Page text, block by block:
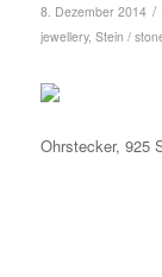
8. Dezember 2014 /
jewellery, Stein /
Ohrstecker, 925